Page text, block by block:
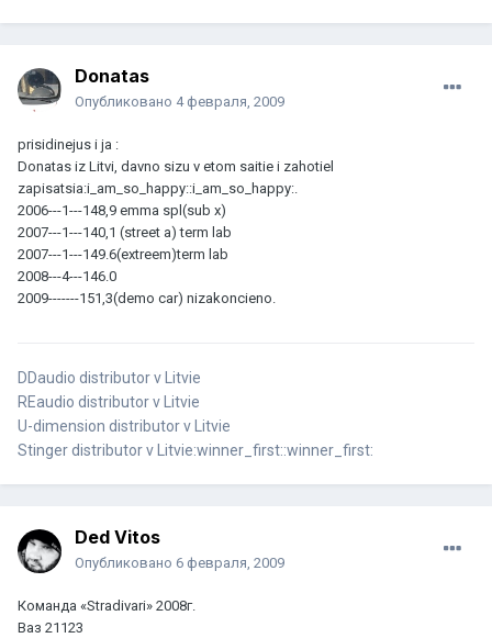
Donatas
Опубликовано 4 февраля, 2009
prisidinejus i ja :
Donatas iz Litvi, davno sizu v etom saitie i zahotiel
zapisatsia:i_am_so_happy::i_am_so_happy:.
2006---1---148,9 emma spl(sub x)
2007---1---140,1 (street a) term lab
2007---1---149.6(extreem)term lab
2008---4---146.0
2009-------151,3(demo car) nizakoncieno.
DDaudio distributor v Litvie
REaudio distributor v Litvie
U-dimension distributor v Litvie
Stinger distributor v Litvie:winner_first::winner_first:
Ded Vitos
Опубликовано 6 февраля, 2009
Команда «Stradivari» 2008г.
Ваз 21123